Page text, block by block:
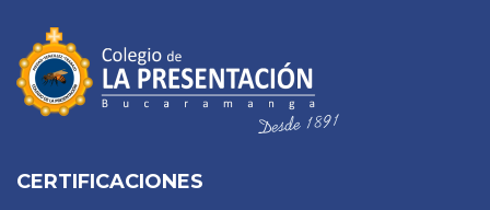
CERTIFICACIONES